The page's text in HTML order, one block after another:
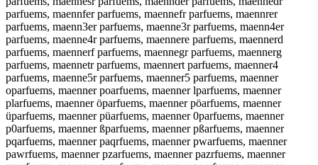
parfuems, maennfer parfuems, maennefr parfuems, maennrer
parfuems, maenn3er parfuems, maenne3r parfuems, maenn4er
parfuems, maenne4r parfuems, maennere parfuems, maennerd
parfuems, maennerf parfuems, maennegr parfuems, maennerg
parfuems, maennetr parfuems, maennert parfuems, maenner4
parfuems, maenne5r parfuems, maenner5 parfuems, maenner
oparfuems, maenner poarfuems, maenner lparfuems, maenner
plarfuems, maenner öparfuems, maenner pöarfuems, maenner
üparfuems, maenner püarfuems, maenner 0parfuems, maenner
p0arfuems, maenner ßparfuems, maenner pßarfuems, maenner
pqarfuems, maenner paqrfuems, maenner pwarfuems, maenner
pawrfuems, maenner pzarfuems, maenner pazrfuems, maenner